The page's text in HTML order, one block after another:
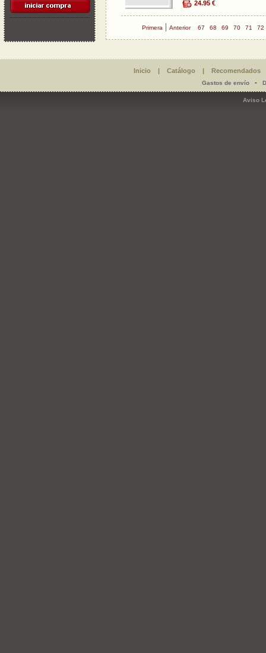
24.95 €
Primera | Anterior 67 68 69 70 71 72
Inicio | Catálogo | Recomendados
Gastos de envío-
Aviso